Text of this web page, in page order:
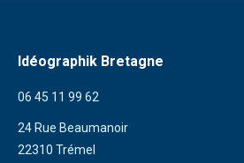
Idéographik Bretagne
06 45 11 99 62
24 Rue Beaumanoir
22310 Trémel